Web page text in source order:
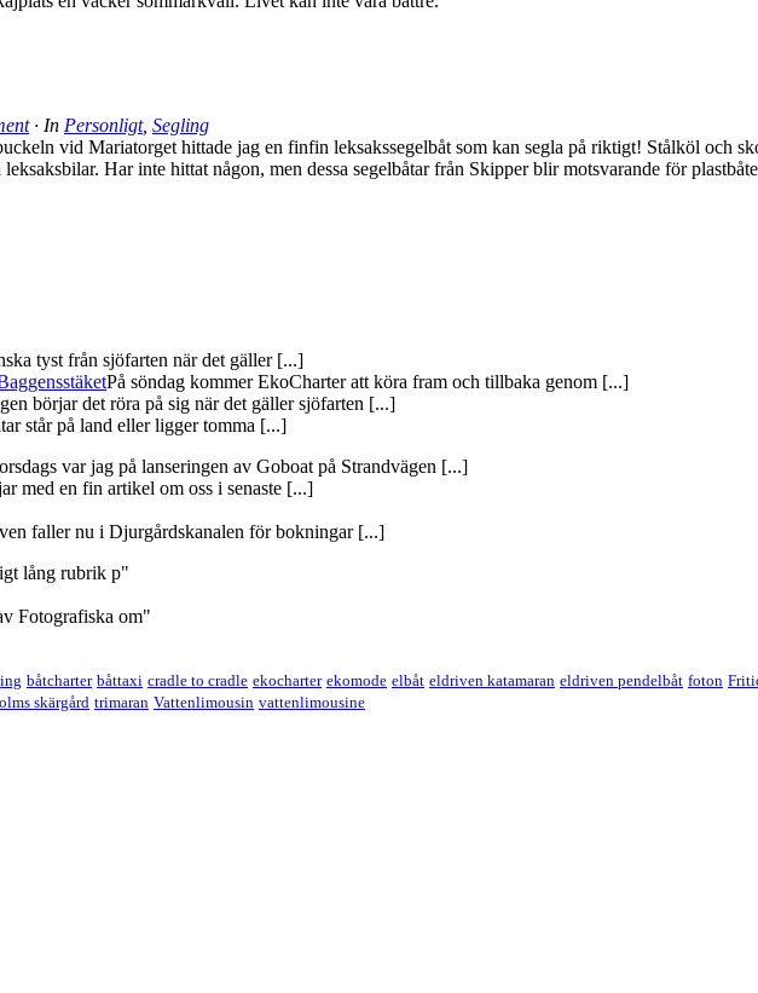
· In Personligt, Segling
vid Mariatorget hittade jag en finfin leksakssegelbåt som kan segla på riktigt! Stålköl och
Har inte hittat någon, men dessa segelbåtar från Skipper blir motsvarande för
tyst från sjöfarten när det gäller [...]
På söndag kommer EkoCharter att köra fram och tillbaka genom [...]
börjar det röra på sig när det gäller sjöfarten [...]
står på land eller ligger tomma [...]
var jag på lanseringen av Goboat på Strandvägen [...]
med en fin artikel om oss i senaste [...]
faller nu i Djurgårdskanalen för bokningar [...]
lång rubrik p"
Fotografiska om"
båtcharter båttaxi cradle to cradle ekocharter ekomode elbåt eldriven katamaran eldriven pendelbåt foton
skärgård trimaran Vattenlimousin vattenlimousine